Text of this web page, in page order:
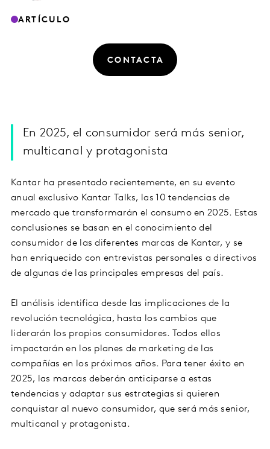
ARTÍCULO
CONTACTA
En 2025, el consumidor será más senior,
multicanal y protagonista
Kantar ha presentado recientemente, en su evento
anual exclusivo Kantar Talks, las 10 tendencias de
mercado que transformarán el consumo en 2025. Estas
conclusiones se basan en el conocimiento del
consumidor de las diferentes marcas de Kantar, y se
han enriquecido con entrevistas personales a directivos
de algunas de las principales empresas del país.
El análisis identifica desde las implicaciones de la
revolución tecnológica, hasta los cambios que
liderarán los propios consumidores. Todos ellos
impactarán en los planes de marketing de las
compañías en los próximos años. Para tener éxito en
2025, las marcas deberán anticiparse a estas
tendencias y adaptar sus estrategias si quieren
conquistar al nuevo consumidor, que será más senior,
multicanal y protagonista.